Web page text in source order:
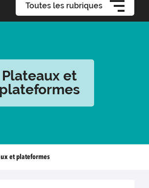
Toutes les rubriques
Plateaux et
plateformes
et plateformes